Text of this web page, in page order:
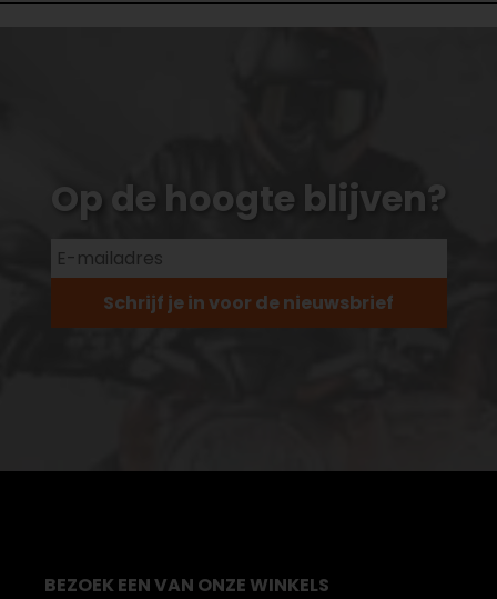
Op de hoogte blijven?
Schrijf je in voor de nieuwsbrief
BEZOEK EEN VAN ONZE WINKELS